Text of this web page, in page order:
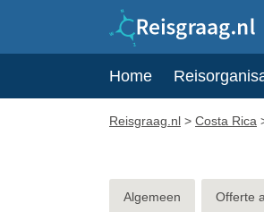
Home
Reisgraag.nl > Costa Rica
Algemeen Offerte